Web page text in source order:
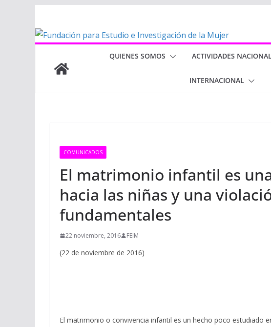
contenido
QUIENES SOMOS ACTIVIDADES
INTERNACIONAL
COMUNICADOS
El matrimonio infantil es
hacia las niñas y una
fundamentales
22 noviembre, 2016 FEIM
(22 de noviembre de 2016)
El matrimonio o convivencia infantil es un hecho poco estudiado